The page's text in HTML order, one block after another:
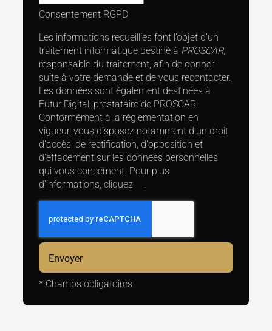
Consentement RGPD
Les informations recueillies font l’objet d’un
traitement informatique destiné à PROSCAR,
responsable du traitement, afin de donner
suite à votre demande et de vous recontacter.
Les données sont également destinées à
Futur Digital, prestataire de PROSCAR.
Conformément à la réglementation en
vigueur, vous disposez notamment d'un droit
d'accès, de rectification, d'opposition et
d'effacement sur les données personnelles
qui vous concernent. Pour plus
d’informations, cliquez
.
* Champs obligatoires